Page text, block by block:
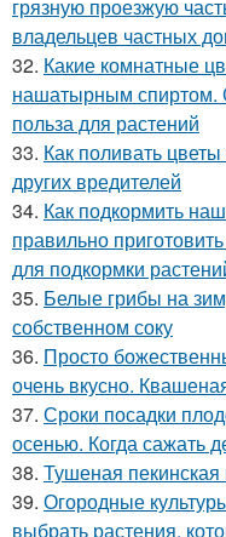
грязную проезжую
владельцев частных
32. Какие комнатные
нашатырным спиртом.
польза для растений
33. Как поливать
других вредителей
34. Как подкормить
правильно
для подкормки
35. Белые грибы на
собственном соку
36. Просто
очень вкусно.
37. Сроки посадки
осенью. Когда сажать
38. Тушеная пекинская
39. Огородные
выбрать растения,